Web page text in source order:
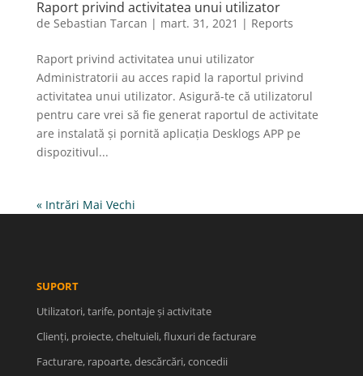
Raport privind activitatea unui utilizator
de Sebastian Tarcan | mart. 31, 2021 | Reports
Raport privind activitatea unui utilizator
Administratorii au acces rapid la raportul privind
activitatea unui utilizator. Asigură-te că utilizatorul
pentru care vrei să fie generat raportul de activitate
are instalată și pornită aplicația Desklogs APP pe
dispozitivul...
« Intrări Mai Vechi
SUPORT
Utilizatori, tarife, pontaje și activitate
Clienți, proiecte, cheltuieli, fluxuri de facturare
Facturare, rapoarte, descărcări, concedii